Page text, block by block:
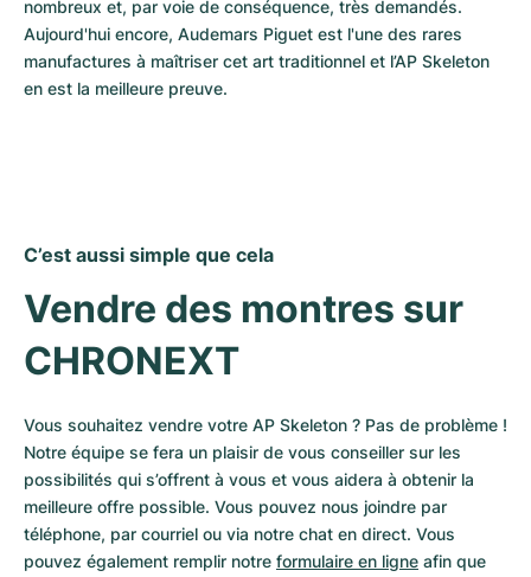
nombreux et, par voie de conséquence, très demandés.
Aujourd'hui encore, Audemars Piguet est l'une des rares
manufactures à maîtriser cet art traditionnel et l’AP Skeleton
en est la meilleure preuve.
C’est aussi simple que cela
Vendre des montres sur
CHRONEXT
Vous souhaitez vendre votre AP Skeleton ? Pas de problème !
Notre équipe se fera un plaisir de vous conseiller sur les
possibilités qui s’offrent à vous et vous aidera à obtenir la
meilleure offre possible. Vous pouvez nous joindre par
téléphone, par courriel ou via notre chat en direct. Vous
pouvez également remplir notre formulaire en ligne afin que